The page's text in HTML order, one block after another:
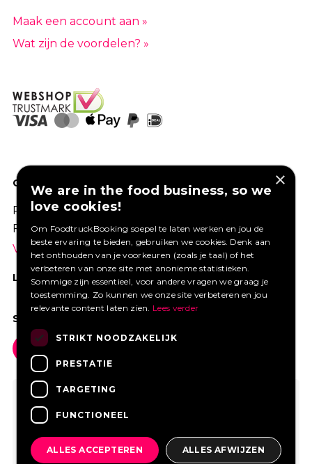
Maak een account aan »
Wat zijn de voordelen? »
GOED VERZEKERD ONDERNEMEN?
Profiteer van een aantrekkelijke premie via
Foodtruckbooking.
Vraag een offerte aan.
LIKE ONS OP FACEBOOK
SOCIAL MEDIA
×
We are in the food business, so we
love cookies!
Om FoodtruckBooking soepel te laten werken en jou de
beste ervaring te bieden, gebruiken we cookies. Denk aan
het onthouden van je voorkeuren (zoals je taal) of het
verbeteren van onze site met anonieme statistieken.
Sommige zijn essentieel, voor andere vragen we graag je
toestemming. Zo kunnen we onze site verbeteren en jou
relevante content laten zien. Lees verder
STRIKT NOODZAKELIJK
PRESTATIE
TARGETING
FUNCTIONEEL
ALLES ACCEPTEREN ALLES AFWIJZEN